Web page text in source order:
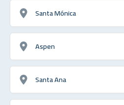
Santa Mónica
Aspen
Santa Ana